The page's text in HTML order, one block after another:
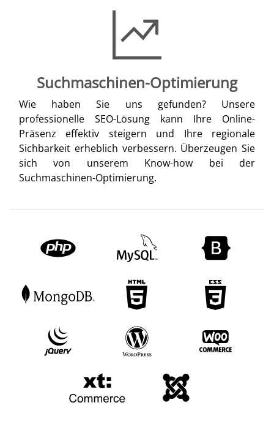
Suchmaschinen-Optimierung
Wie haben Sie uns gefunden? Unsere
professionelle SEO-Lösung kann Ihre Online-
Präsenz effektiv steigern und Ihre regionale
Sichbarkeit erheblich verbessern. Überzeugen Sie
sich von unserem Know-how bei der
Suchmaschinen-Optimierung.